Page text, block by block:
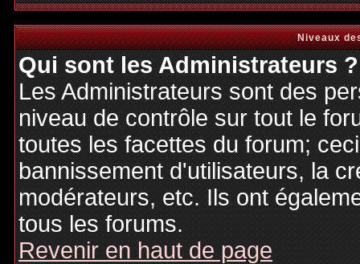
Niveaux
Qui sont les Administrateurs ?
Les Administrateurs sont des
niveau de contrôle sur tout le
toutes les facettes du forum;
bannissement d'utilisateurs, la
modérateurs, etc. Ils ont
tous les forums.
Revenir en haut de page